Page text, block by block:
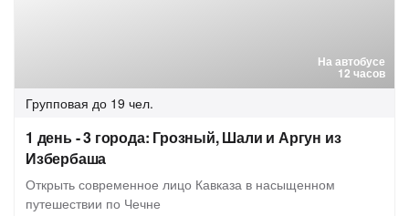
На автобусе
12 часов
Групповая до 19 чел.
1 день - 3 города: Грозный, Шали и Аргун из
Избербаша
Открыть современное лицо Кавказа в насыщенном
путешествии по Чечне